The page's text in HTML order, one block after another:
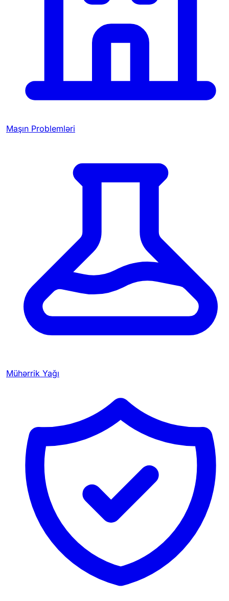
Maşın Problemləri
Mühərrik Yağı